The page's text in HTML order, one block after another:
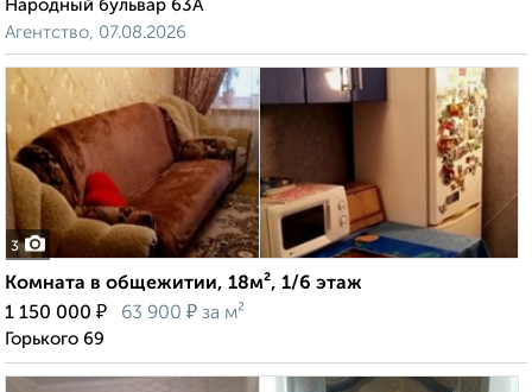
Народный бульвар 63А
Агентство, 07.08.2026
3
Комната в общежитии, 18м², 1/6 этаж
1 150 000 ₽ 63 900 ₽ за м²
Горького 69